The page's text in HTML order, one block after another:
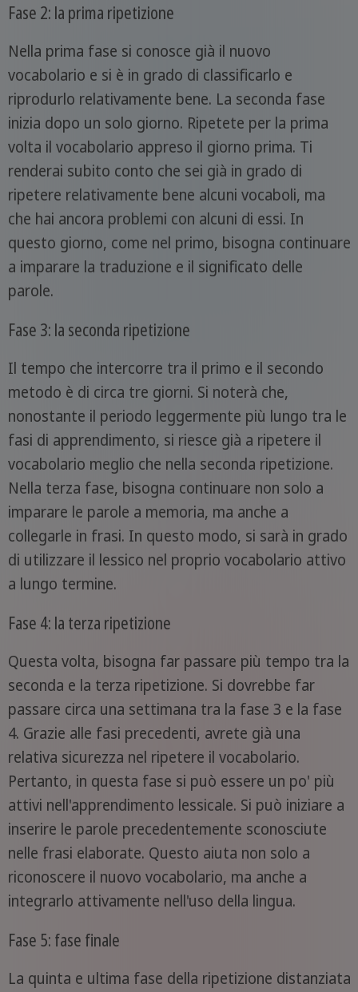
Fase 2: la prima ripetizione
Nella prima fase si conosce già il nuovo
vocabolario e si è in grado di classificarlo e
riprodurlo relativamente bene. La seconda fase
inizia dopo un solo giorno. Ripetete per la prima
volta il vocabolario appreso il giorno prima. Ti
renderai subito conto che sei già in grado di
ripetere relativamente bene alcuni vocaboli, ma
che hai ancora problemi con alcuni di essi. In
questo giorno, come nel primo, bisogna continuare
a imparare la traduzione e il significato delle
parole.
Fase 3: la seconda ripetizione
Il tempo che intercorre tra il primo e il secondo
metodo è di circa tre giorni. Si noterà che,
nonostante il periodo leggermente più lungo tra le
fasi di apprendimento, si riesce già a ripetere il
vocabolario meglio che nella seconda ripetizione.
Nella terza fase, bisogna continuare non solo a
imparare le parole a memoria, ma anche a
collegarle in frasi. In questo modo, si sarà in grado
di utilizzare il lessico nel proprio vocabolario attivo
a lungo termine.
Fase 4: la terza ripetizione
Questa volta, bisogna far passare più tempo tra la
seconda e la terza ripetizione. Si dovrebbe far
passare circa una settimana tra la fase 3 e la fase
4. Grazie alle fasi precedenti, avrete già una
relativa sicurezza nel ripetere il vocabolario.
Pertanto, in questa fase si può essere un po' più
attivi nell'apprendimento lessicale. Si può iniziare a
inserire le parole precedentemente sconosciute
nelle frasi elaborate. Questo aiuta non solo a
riconoscere il nuovo vocabolario, ma anche a
integrarlo attivamente nell'uso della lingua.
Fase 5: fase finale
La quinta e ultima fase della ripetizione distanziata